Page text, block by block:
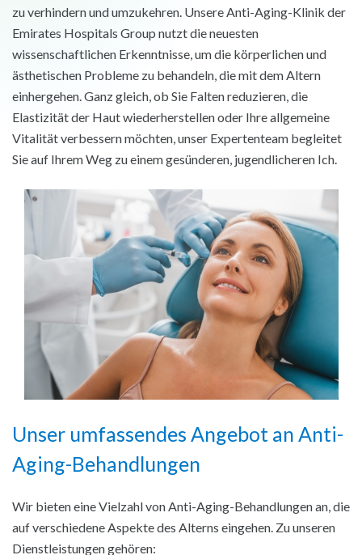
zu verhindern und umzukehren. Unsere Anti-Aging-Klinik der
Emirates Hospitals Group nutzt die neuesten
wissenschaftlichen Erkenntnisse, um die körperlichen und
ästhetischen Probleme zu behandeln, die mit dem Altern
einhergehen. Ganz gleich, ob Sie Falten reduzieren, die
Elastizität der Haut wiederherstellen oder Ihre allgemeine
Vitalität verbessern möchten, unser Expertenteam begleitet
Sie auf Ihrem Weg zu einem gesünderen, jugendlicheren Ich.
Unser umfassendes Angebot an Anti-
Aging-Behandlungen
Wir bieten eine Vielzahl von Anti-Aging-Behandlungen an, die
auf verschiedene Aspekte des Alterns eingehen. Zu unseren
Dienstleistungen gehören: